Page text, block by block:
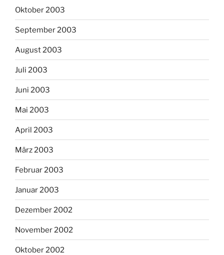
Oktober 2003
September 2003
August 2003
Juli 2003
Juni 2003
Mai 2003
April 2003
März 2003
Februar 2003
Januar 2003
Dezember 2002
November 2002
Oktober 2002